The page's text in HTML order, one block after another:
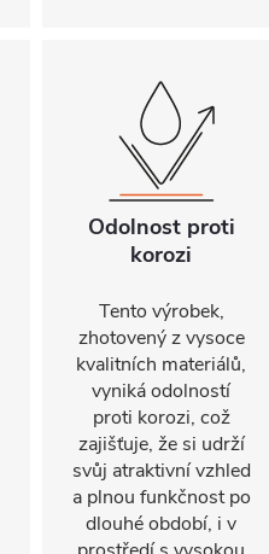
Odolnost proti
korozi
Tento výrobek,
zhotovený z vysoce
kvalitních materiálů,
vyniká odolností
proti korozi, což
zajišťuje, že si udrží
svůj atraktivní vzhled
a plnou funkčnost po
dlouhé období, i v